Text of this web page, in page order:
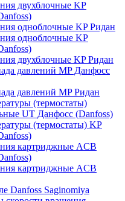
двухблочные KP
одноблочные KP Ридан
одноблочные KP
двухблочные KP Ридан
давлений MP Данфосс
давлений MP Ридан
(термостаты)
UT Данфосс (Danfoss)
(термостаты) KP
картриджные ACB
картриджные ACB
Danfoss Saginomiya